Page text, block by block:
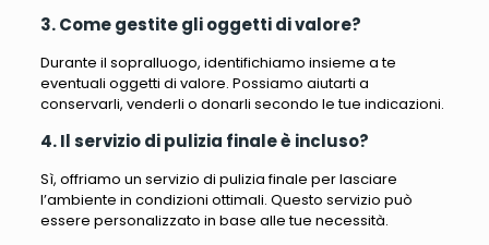
3. Come gestite gli oggetti di valore?
Durante il sopralluogo, identifichiamo insieme a te
eventuali oggetti di valore. Possiamo aiutarti a
conservarli, venderli o donarli secondo le tue indicazioni.
4. Il servizio di pulizia finale è incluso?
Sì, offriamo un servizio di pulizia finale per lasciare
l’ambiente in condizioni ottimali. Questo servizio può
essere personalizzato in base alle tue necessità.